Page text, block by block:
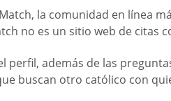
la comunidad en línea
no es un sitio web de
perfil, además de las
buscan otro católico con